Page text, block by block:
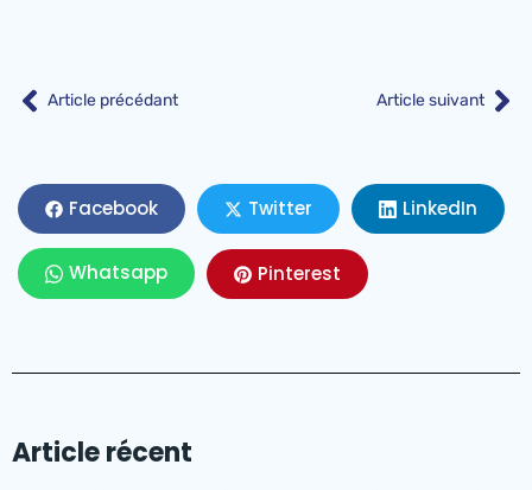
Article précédant Article suivant
Facebook Twitter LinkedIn
Whatsapp Pinterest
Article récent